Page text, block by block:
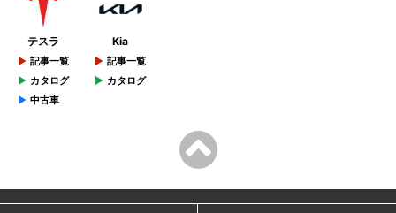
テスラ
記事一覧
カタログ
中古車
Kia
記事一覧
カタログ